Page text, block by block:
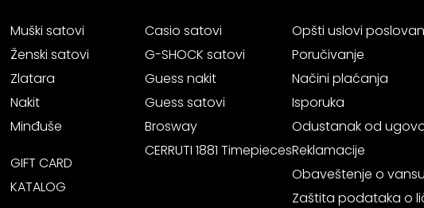
Muški satovi
Ženski satovi
Zlatara
Nakit
Minđuše
GIFT CARD
KATALOG
Casio satovi
G-SHOCK satovi
Guess nakit
Guess satovi
Brosway
CERRUTI 1881 Timepieces
Opšti uslovi
Poručivanje
Načini plaćanja
Isporuka
Odustanak od
Reklamacije
Obaveštenje o
Zaštita podataka o